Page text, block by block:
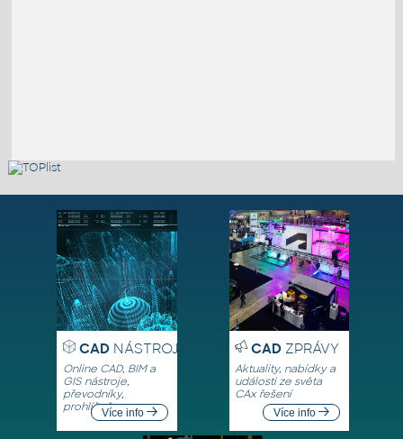
CADNÁSTROJE
Online CAD, BIM a
GIS nástroje,
převodníky,
prohlížečeVíce info
CADZPRÁVY
Aktuality, nabídky a
události ze světa
CAx řešení
Více info